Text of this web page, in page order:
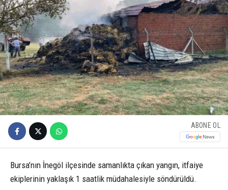
ABONE OL
Bursa’nın İnegöl ilçesinde samanlıkta çıkan yangın, itfaiye
ekiplerinin yaklaşık 1 saatlik müdahalesiyle söndürüldü.